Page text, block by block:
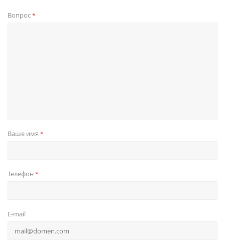
Вопрос*
Ваше имя *
Телефон *
E-mail